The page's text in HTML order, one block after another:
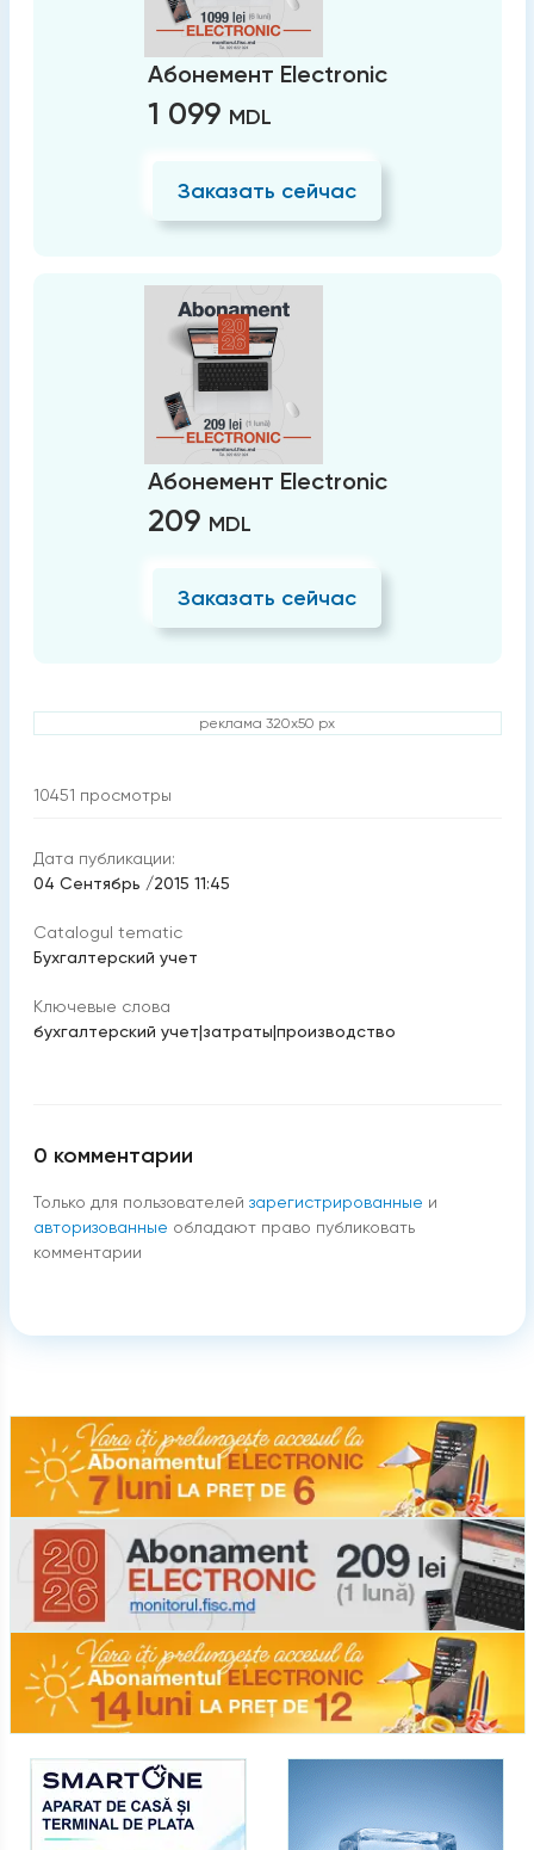
Абонемент Electronic
1 099 MDL
Заказать сейчас
Абонемент Electronic
209 MDL
Заказать сейчас
реклама 320x50 px
10451 просмотры
Дата публикации:
04 Сентябрь /2015 11:45
Catalogul tematic
Бухгалтерский учет
Ключевые слова
бухгалтерский учет|затраты|производство
0 комментарии
Только для пользователей зарегистрированные и
авторизованные обладают право публиковать
комментарии